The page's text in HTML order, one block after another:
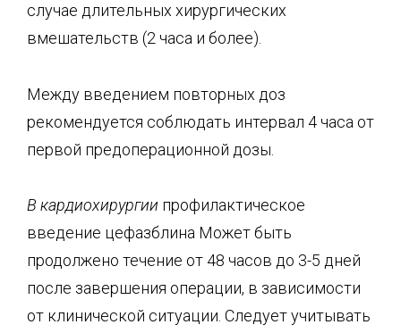
случае длительных хирургических
вмешательств (2 часа и более).
Между введением повторных доз
рекомендуется соблюдать интервал 4 часа от
первой предоперационной дозы.
В кардиохирургии профилактическое
введение цефазблина Может быть
продолжено течение от 48 часов до 3-5 дней
после завершения операции, в зависимости
от клинической ситуации. Следует учитывать